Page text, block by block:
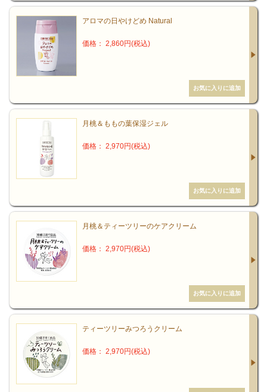
アロマの日やけどめ Natural
価格： 2,860円(税込)
月桃＆ももの葉保湿ジェル
価格： 2,970円(税込)
月桃＆ティーツリーのケアクリーム
価格： 2,970円(税込)
ティーツリーみつろうクリーム
価格： 2,970円(税込)